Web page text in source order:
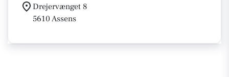
Drejervænget 8
5610 Assens